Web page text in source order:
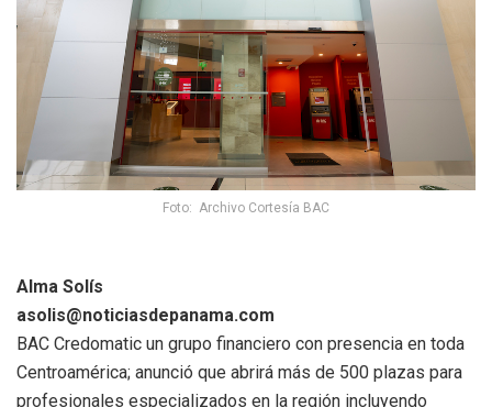
Foto: Archivo Cortesía BAC
Alma Solís
asolis@noticiasdepanama.com
BAC Credomatic un grupo financiero con presencia en toda
Centroamérica; anunció que abrirá más de 500 plazas para
profesionales especializados en la región incluyendo